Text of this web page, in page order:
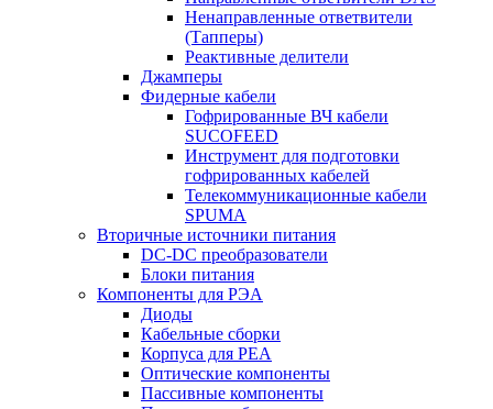
Ненаправленные ответвители
(Тапперы)
Реактивные делители
Джамперы
Фидерные кабели
Гофрированные ВЧ кабели
SUCOFEED
Инструмент для подготовки
гофрированных кабелей
Телекоммуникационные кабели
SPUMA
Вторичные источники питания
DC-DC преобразователи
Блоки питания
Компоненты для РЭА
Диоды
Кабельные сборки
Корпуса для РЕА
Оптические компоненты
Пассивные компоненты